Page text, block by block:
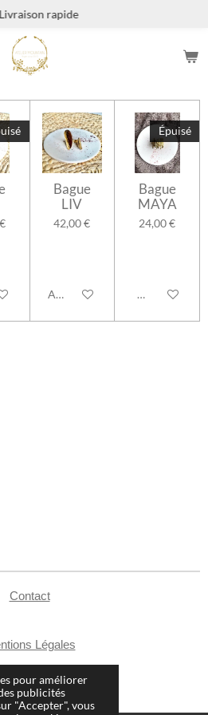
pour améliorer
publicités
"Accepter", vous
Livraison rapide
si disponible
Bague
LIV
42,00 €
Ajouter au panier
Épuisé
Bague
MAYA
24,00 €
M'avertir si
Contact
Légales